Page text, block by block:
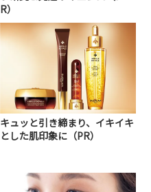
R）
キュッと引き締まり、イキイキ
とした肌印象に（PR）